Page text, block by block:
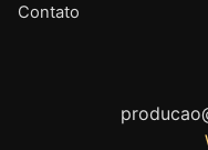
Contato